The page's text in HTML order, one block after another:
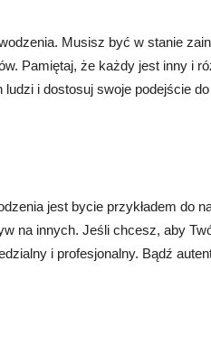
Musisz być w stanie
Pamiętaj, że każdy jest inny i
i dostosuj swoje podejście
jest bycie przykładem do
na innych. Jeśli chcesz, aby
i profesjonalny. Bądź